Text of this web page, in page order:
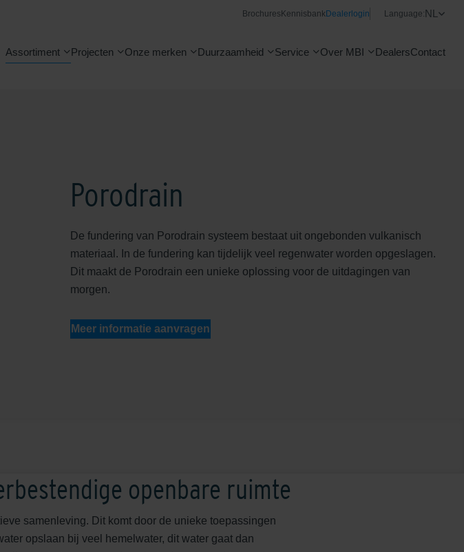
Brochures KennisbankDealerlogin Language:NL
Assortiment Projecten Onze merken Duurzaamheid Service Over MBI DealersContact
Porodrain
De fundering van Porodrain systeem bestaat uit ongebonden vulkanisch
materiaal. In de fundering kan tijdelijk veel regenwater worden opgeslagen.
Dit maakt de Porodrain een unieke oplossing voor de uitdagingen van
morgen.
Meer informatie aanvragen
openbare ruimte
samenleving. Dit komt door de unieke toepassingen
opslaan bij veel hemelwater, dit water gaat dan